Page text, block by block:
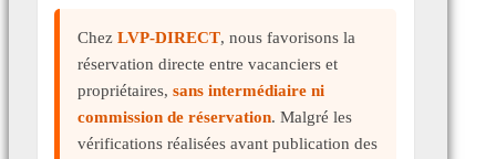
Chez LVP-DIRECT, nous favorisons la
réservation directe entre vacanciers et
propriétaires, sans intermédiaire ni
commission de réservation. Malgré les
vérifications réalisées avant publication des